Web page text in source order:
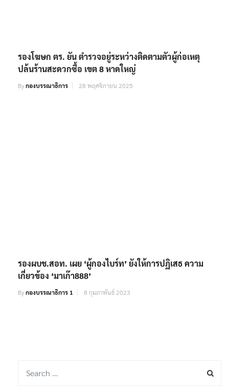
รองโฆษก ตร. ยัน ตำรวจอยู่ระหว่างติดตามตัวผู้ก่อเหตุ
ปล้นร้านสะดวกซื้อ เขต 8 หาดใหญ่
Byกองบรรณาธิการ 28 พฤศจิกายน 2025
รองผบช.สอท. เผย ‘ผู้กองไบร์ท’ ยังให้การปฏิเสธ ความ
เกี่ยวข้อง ‘มาเก๊า888’
Byกองบรรณาธิการ 1 8 กุมภาพันธ์ 2023